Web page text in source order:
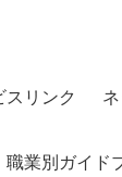
スリンク
職業別ガイド